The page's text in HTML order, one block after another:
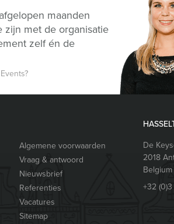
maanden
met de organisatie
zelf én de
Algemene voorwaarden
Vraag & antwoord
Nieuwsbrief
Referenties
Vacatures
Sitemap
De
2018
Belgium
+32